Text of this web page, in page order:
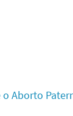
Aborto